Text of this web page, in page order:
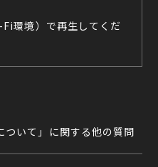
環境）で再生してくだ
ついて」に関する他の質問